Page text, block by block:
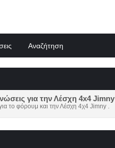
Αναζήτηση
για την Λέσχη 4x4 Jimny
το φόρουμ και την Λέσχη 4χ4 Jimny .